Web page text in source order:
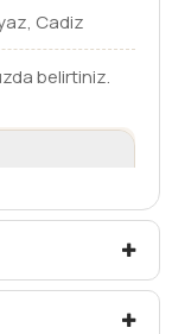
Cadiz
belirtiniz.